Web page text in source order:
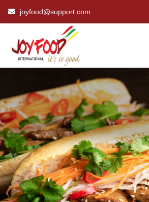
joyfood@support.com